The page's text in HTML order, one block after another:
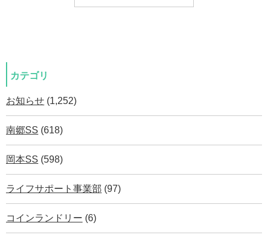
カテゴリ
お知らせ (1,252)
南郷SS (618)
岡本SS (598)
ライフサポート事業部 (97)
コインランドリー (6)